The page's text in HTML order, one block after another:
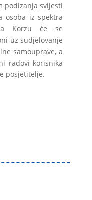
podizanja svijesti
osoba iz spektra
Korzu će se
uz sudjelovanje
samouprave, a
radovi korisnika
posjetitelje.